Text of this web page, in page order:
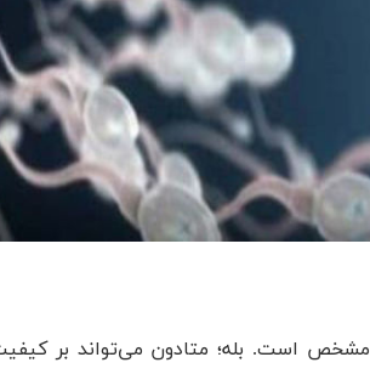
مشخص است. بله؛ متادون می‌تواند بر کیفیت